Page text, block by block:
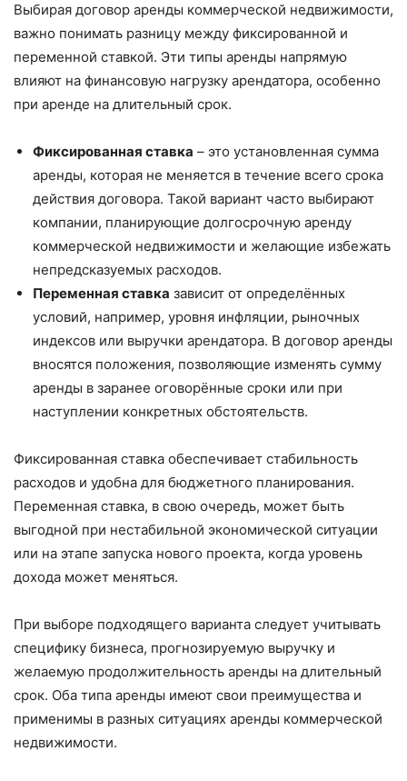
Выбирая договор аренды коммерческой недвижимости,
важно понимать разницу между фиксированной и
переменной ставкой. Эти типы аренды напрямую
влияют на финансовую нагрузку арендатора, особенно
при аренде на длительный срок.
Фиксированная ставка – это установленная сумма
аренды, которая не меняется в течение всего срока
действия договора. Такой вариант часто выбирают
компании, планирующие долгосрочную аренду
коммерческой недвижимости и желающие избежать
непредсказуемых расходов.
Переменная ставка зависит от определённых
условий, например, уровня инфляции, рыночных
индексов или выручки арендатора. В договор аренды
вносятся положения, позволяющие изменять сумму
аренды в заранее оговорённые сроки или при
наступлении конкретных обстоятельств.
Фиксированная ставка обеспечивает стабильность
расходов и удобна для бюджетного планирования.
Переменная ставка, в свою очередь, может быть
выгодной при нестабильной экономической ситуации
или на этапе запуска нового проекта, когда уровень
дохода может меняться.
При выборе подходящего варианта следует учитывать
специфику бизнеса, прогнозируемую выручку и
желаемую продолжительность аренды на длительный
срок. Оба типа аренды имеют свои преимущества и
применимы в разных ситуациях аренды коммерческой
недвижимости.